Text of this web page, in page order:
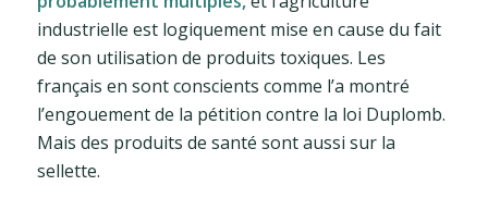
industrielle est logiquement mise en cause du fait
de son utilisation de produits toxiques. Les
français en sont conscients comme l’a montré
l’engouement de la pétition contre la loi Duplomb.
Mais des produits de santé sont aussi sur la
sellette.